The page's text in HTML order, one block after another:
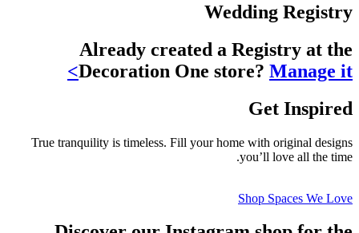
Wedding Registry
Already created a Registry at the
Decoration One store? Manage it>
Get Inspired
True tranquility is timeless. Fill your home with original designs
you’ll love all the time.
Shop Spaces We Love